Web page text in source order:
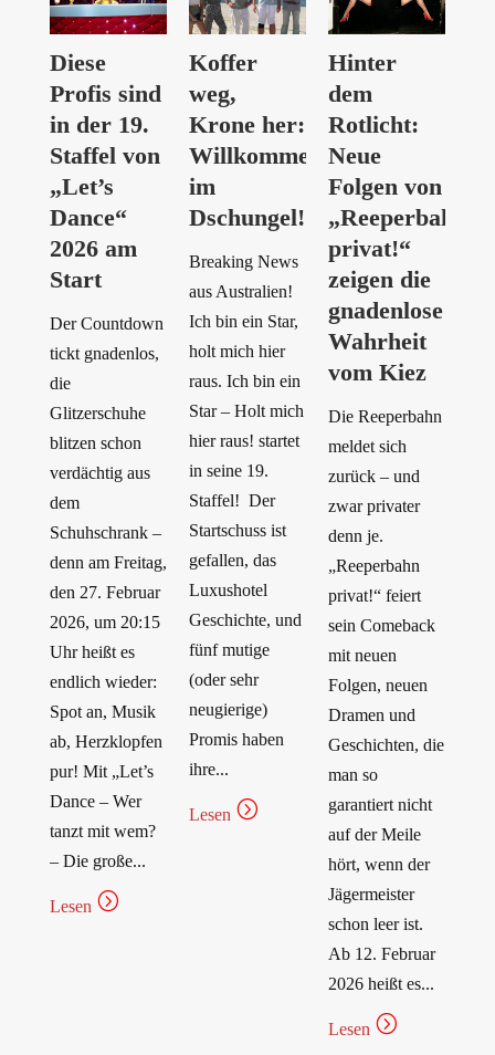
Diese
Profis sind
in der 19.
Staffel von
„Let’s
Dance“
2026 am
Start
Der Countdown
tickt gnadenlos,
die
Glitzerschuhe
blitzen schon
verdächtig aus
dem
Schuhschrank –
denn am Freitag,
den 27. Februar
2026, um 20:15
Uhr heißt es
endlich wieder:
Spot an, Musik
ab, Herzklopfen
pur! Mit „Let’s
Dance – Wer
tanzt mit wem?
– Die große...
Lesen =
Koffer
weg,
Krone her:
Willkommen
im
Dschungel!
Breaking News
aus Australien!
Ich bin ein Star,
holt mich hier
raus. Ich bin ein
Star – Holt mich
hier raus! startet
in seine 19.
Staffel! Der
Startschuss ist
gefallen, das
Luxushotel
Geschichte, und
fünf mutige
(oder sehr
neugierige)
Promis haben
ihre...
Lesen =
Hinter
dem
Rotlicht:
Neue
Folgen von
„Reeperbahn
privat!“
zeigen die
gnadenlose
Wahrheit
vom Kiez
Die Reeperbahn
meldet sich
zurück – und
zwar privater
denn je.
„Reeperbahn
privat!“ feiert
sein Comeback
mit neuen
Folgen, neuen
Dramen und
Geschichten, die
man so
garantiert nicht
auf der Meile
hört, wenn der
Jägermeister
schon leer ist.
Ab 12. Februar
2026 heißt es...
Lesen =